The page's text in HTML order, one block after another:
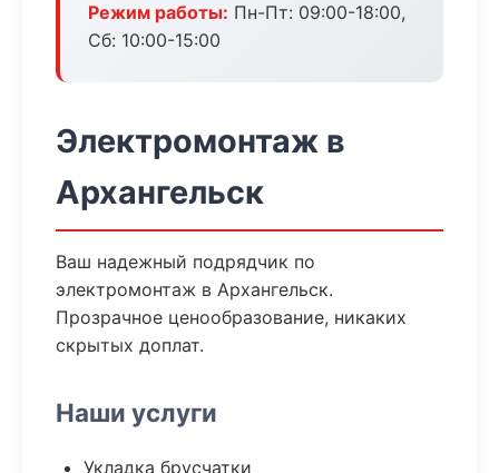
Режим работы: Пн-Пт: 09:00-18:00,
Сб: 10:00-15:00
Электромонтаж в
Архангельск
Ваш надежный подрядчик по
электромонтаж в Архангельск.
Прозрачное ценообразование, никаких
скрытых доплат.
Наши услуги
Укладка брусчатки